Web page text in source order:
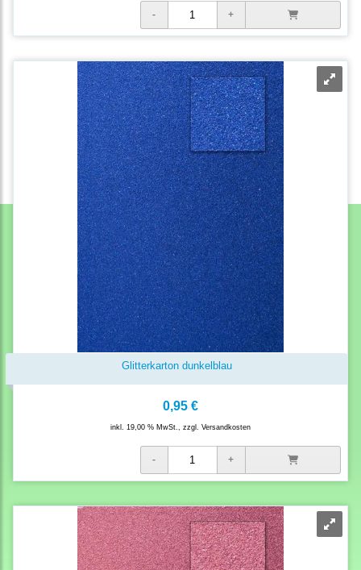
Glitterkarton dunkelblau
0,95 €
inkl. 19,00 % MwSt., zzgl. Versandkosten